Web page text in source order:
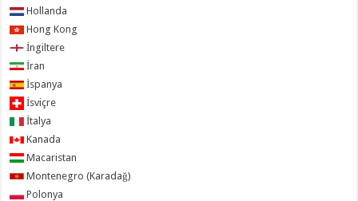
Hollanda
Hong Kong
İngiltere
İran
İspanya
İsviçre
İtalya
Kanada
Macaristan
Montenegro (Karadağ)
Polonya